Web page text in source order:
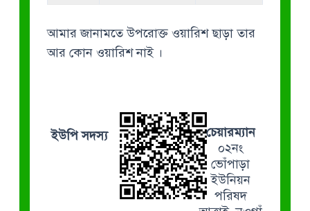
আমার জানামতে উপরোক্ত ওয়ারিশ ছাড়া তার
আর কোন ওয়ারিশ নাই ।
ইউপি সদস্য
চেয়ারম্যান
০২নং
ভোঁপাড়া
ইউনিয়ন
পরিষদ